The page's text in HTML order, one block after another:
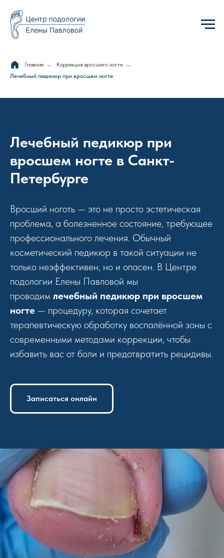
Главная → Коррекция вросшего ногтя →
Лечебный педикюр при вросшем ногте
Лечебный педикюр при
вросшем ногте в Санкт-
Петербурге
Вросший ноготь — это не просто эстетическая
проблема, а болезненное состояние, требующее
профессионального лечения. Обычный
косметический педикюр в такой ситуации не
только неэффективен, но и опасен. В Центре
подологии Елены Павловой мы
проводим лечебный педикюр при вросшем
ногте — процедуру, которая сочетает
терапевтическую обработку воспалённой зоны с
современными методами коррекции, чтобы
избавить вас от боли и предотвратить рецидивы.
Записаться онлайн